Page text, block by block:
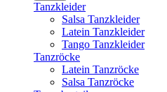
Tanzkleider
Salsa Tanzkleider
Latein Tanzkleider
Tango Tanzkleider
Tanzröcke
Latein Tanzröcke
Salsa Tanzröcke